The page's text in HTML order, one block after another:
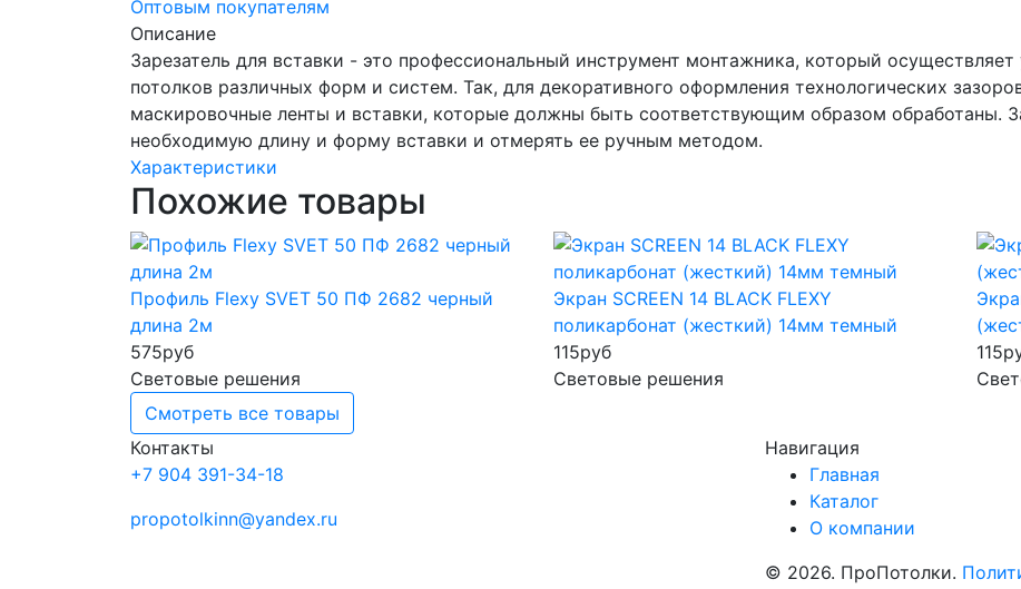
Оптовым покупателям
Описание
Зарезатель для вставки - это профессиональный инструмент монтажника, который
потолков различных форм и систем. Так, для декоративного оформления технологических
маскировочные ленты и вставки, которые должны быть соответствующим образом обработаны.
необходимую длину и форму вставки и отмерять ее ручным методом.
Характеристики
Похожие товары
Профиль Flexy SVET 50 ПФ 2682 черный
длина 2м
575руб
Световые решения
Экран SCREEN 14 BLACK FLEXY
поликарбонат (жесткий) 14мм темный
115руб
Световые решения
115
Смотреть все товары
Контакты
+7 904 391-34-18
propotolkinn@yandex.ru
Навигация
Главная
Каталог
О компании
© 2026. ПроПотолки.